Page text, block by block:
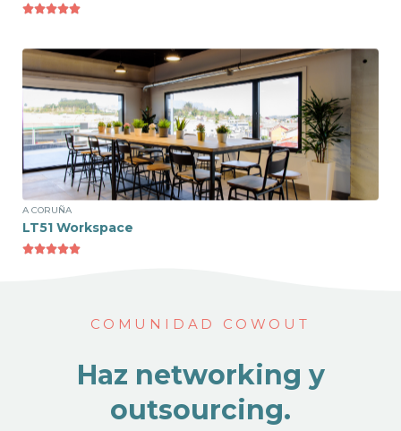

152€ /mes
Puesto Fijo
Ver espacio
A CORUÑA
LT51 Workspace

COMUNIDAD COWOUT
Haz networking y
outsourcing.